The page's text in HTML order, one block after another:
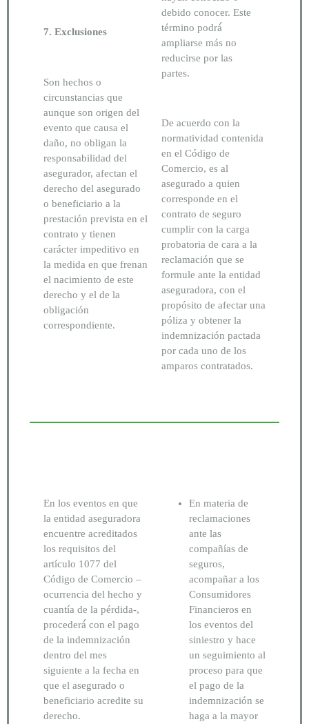
7. Exclusiones
Son hechos o
circunstancias que
aunque son origen del
evento que causa el
daño, no obligan la
responsabilidad del
asegurador, afectan el
derecho del asegurado
o beneficiario a la
prestación prevista en el
contrato y tienen
carácter impeditivo en
la medida en que frenan
el nacimiento de este
derecho y el de la
obligación
correspondiente.
debido conocer. Este
término podrá́
ampliarse más no
reducirse por las
partes.
De acuerdo con la
normatividad contenida
en el Código de
Comercio, es al
asegurado a quien
corresponde en el
contrato de seguro
cumplir con la carga
probatoria de cara a la
reclamación que se
formule ante la entidad
aseguradora, con el
propósito de afectar una
póliza y obtener la
indemnización pactada
por cada uno de los
amparos contratados.
En los eventos en que
la entidad aseguradora
encuentre acreditados
los requisitos del
artículo 1077 del
Código de Comercio –
ocurrencia del hecho y
cuantía de la pérdida-,
procederá́ con el pago
de la indemnización
dentro del mes
siguiente a la fecha en
que el asegurado o
beneficiario acredite su
derecho.
En materia de
reclamaciones
ante las
compañías de
seguros,
acompañar a los
Consumidores
Financieros en
los eventos del
siniestro y hace
un seguimiento al
proceso para que
el pago de la
indemnización se
haga a la mayor